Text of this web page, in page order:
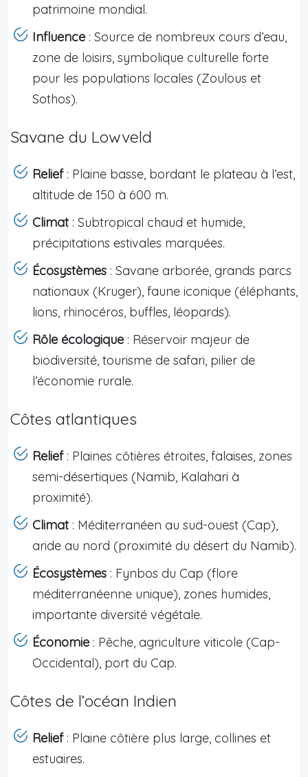
patrimoine mondial.
Influence : Source de nombreux cours d’eau,
zone de loisirs, symbolique culturelle forte
pour les populations locales (Zoulous et
Sothos).
Savane du Lowveld
Relief: Plaine basse, bordant le plateau à l’est,
altitude de 150 à 600 m.
Climat: Subtropical chaud et humide,
précipitations estivales marquées.
Écosystèmes : Savane arborée, grands parcs
nationaux (Kruger), faune iconique (éléphants,
lions, rhinocéros, buffles, léopards).
Rôle écologique : Réservoir majeur de
biodiversité, tourisme de safari, pilier de
l’économie rurale.
Côtes atlantiques
Relief: Plaines côtières étroites, falaises, zones
semi-désertiques (Namib, Kalahari à
proximité).
Climat: Méditerranéen au sud-ouest (Cap),
aride au nord (proximité du désert du Namib).
Écosystèmes : Fynbos du Cap (flore
méditerranéenne unique), zones humides,
importante diversité végétale.
Économie : Pêche, agriculture viticole (Cap-
Occidental), port du Cap.
Côtes de l’océan Indien
Relief: Plaine côtière plus large, collines et
estuaires.